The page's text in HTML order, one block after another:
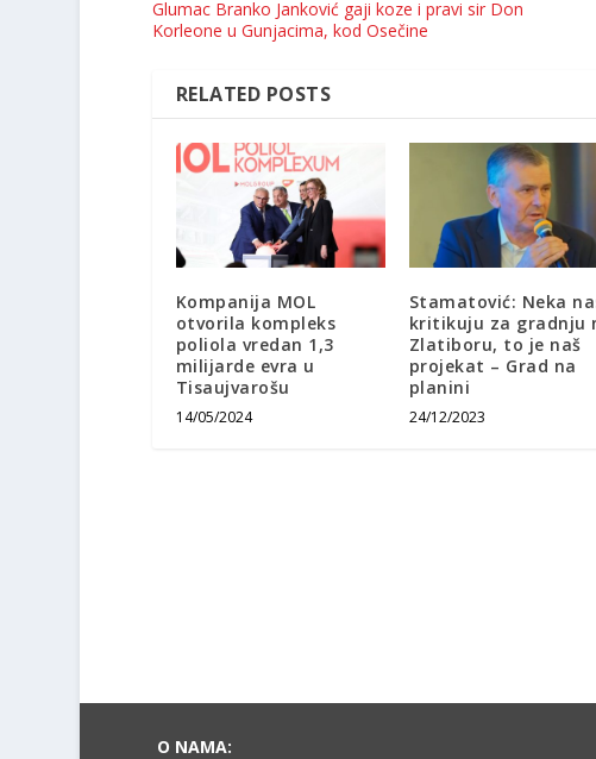
Glumac Branko Janković gaji koze i pravi sir Don
Korleone u Gunjacima, kod Osečine
RELATED POSTS
Kompanija MOL
otvorila kompleks
poliola vredan 1,3
milijarde evra u
Tisaujvarošu
14/05/2024
Stamatović: Neka
kritikuju za gradnju
Zlatiboru, to je naš
projekat – Grad na
planini
24/12/2023
O NAMA: